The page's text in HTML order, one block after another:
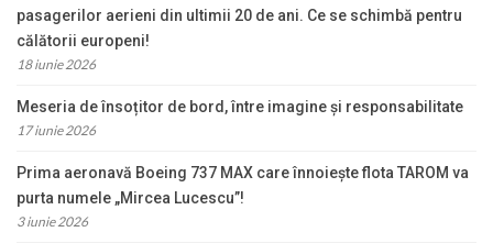
pasagerilor aerieni din ultimii 20 de ani. Ce se schimbă pentru
călătorii europeni!
18 iunie 2026
Meseria de însoțitor de bord, între imagine și responsabilitate
17 iunie 2026
Prima aeronavă Boeing 737 MAX care înnoiește flota TAROM va
purta numele „Mircea Lucescu”!
3 iunie 2026